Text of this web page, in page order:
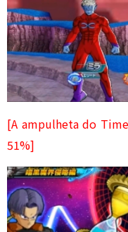
[A ampulheta do
51%]